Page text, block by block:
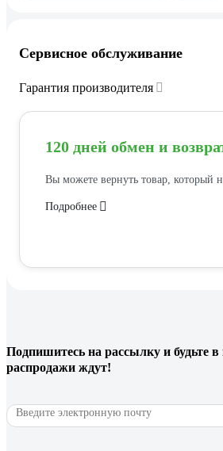
Сервисное обслуживание
Гарантия производителя
120 дней обмен и
Вы можете вернуть товар, который
Подробнее
Подпишитесь на рассылку и будьте
распродажи ждут!